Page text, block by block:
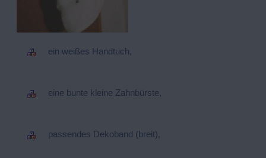
ein weißes Handtuch,
eine bunte kleine Zahnbürste,
passendes Dekoband (breit),